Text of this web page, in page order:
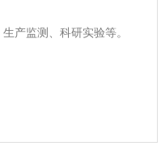
产监测、科研实验等。